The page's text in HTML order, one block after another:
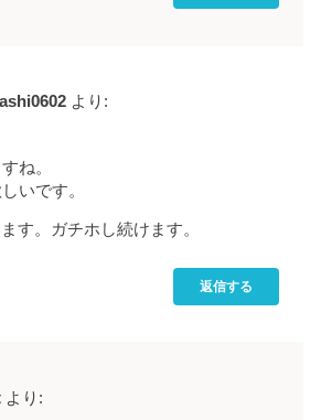
より:
ね。
いです。
す。ガチホし続けます。
返信する
より: